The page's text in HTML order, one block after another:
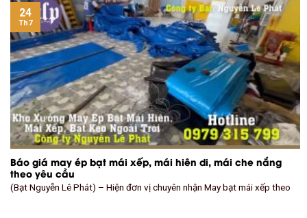
Báo giá may ép bạt mái xếp, mái hiên di, mái che nắng
theo yêu cầu
(Bạt Nguyễn Lê Phát) – Hiện đơn vị chuyên nhận May bạt mái xếp theo
24
Th7